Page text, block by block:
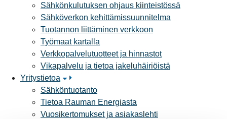
Sähkönkulutuksen ohjaus kiinteistössä
Sähköverkon kehittämissuunnitelma
Tuotannon liittäminen verkkoon
Työmaat kartalla
Verkkopalvelutuotteet ja hinnastot
Vikapalvelu ja tietoa jakeluhäiriöistä
Yritystietoa
Sähköntuotanto
Tietoa Rauman Energiasta
Vuosikertomukset ja asiakaslehti